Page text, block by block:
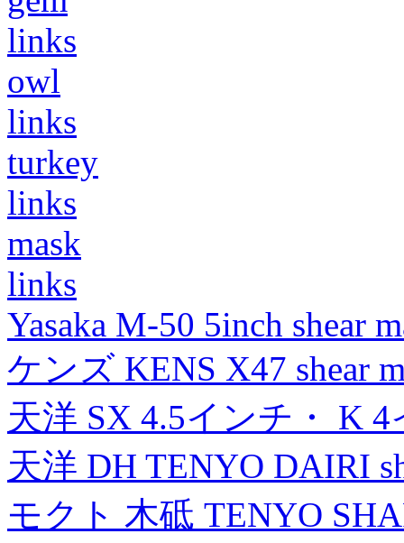
links
owl
links
turkey
links
mask
links
Yasaka M-50 5inch shear
ケンズ KENS X47 shear
天洋 SX 4.5インチ・ K
天洋 DH TENYO DAIRI
モクト 木砥 TENYO